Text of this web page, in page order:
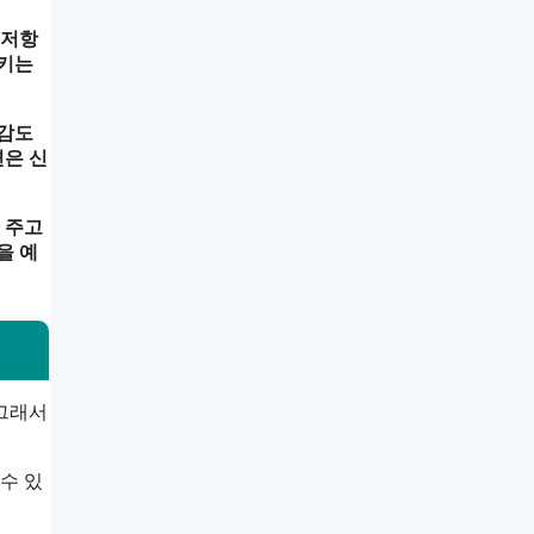
항
는
도
신
주고
예
래서
있